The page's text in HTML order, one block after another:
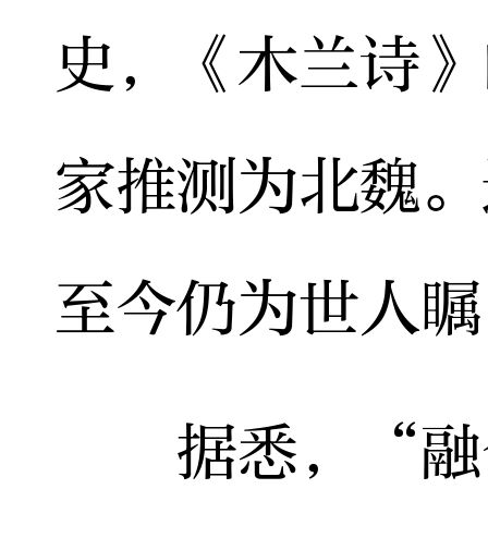
史，《木兰诗
家推测为北魏
至今仍为世人
据悉，“融